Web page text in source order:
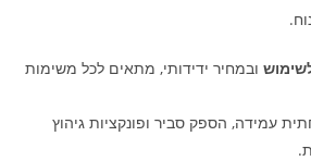
ובמחיר ידידותי, מתאים לכל משימות
עמידה, הספק סביר ופונקציות גיהוץ